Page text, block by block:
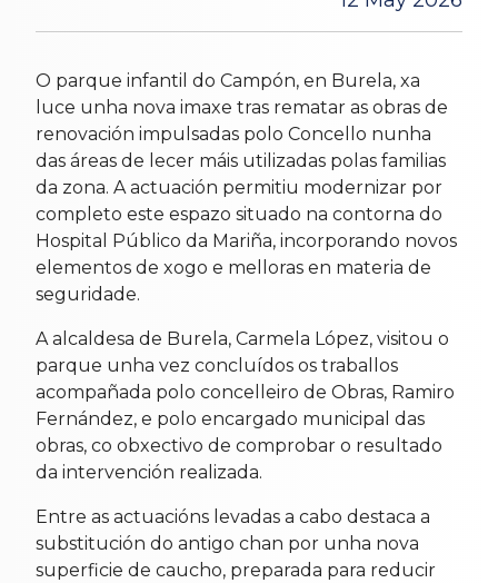
O parque infantil do Campón, en Burela, xa
luce unha nova imaxe tras rematar as obras de
renovación impulsadas polo Concello nunha
das áreas de lecer máis utilizadas polas familias
da zona. A actuación permitiu modernizar por
completo este espazo situado na contorna do
Hospital Público da Mariña, incorporando novos
elementos de xogo e melloras en materia de
seguridade.
A alcaldesa de Burela, Carmela López, visitou o
parque unha vez concluídos os traballos
acompañada polo concelleiro de Obras, Ramiro
Fernández, e polo encargado municipal das
obras, co obxectivo de comprobar o resultado
da intervención realizada.
Entre as actuacións levadas a cabo destaca a
substitución do antigo chan por unha nova
superficie de caucho, preparada para reducir